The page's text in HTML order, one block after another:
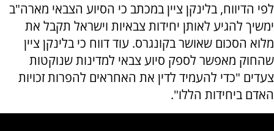
לפי הדיווח, בלינקן ציין במכתב כי הסיוע הצבאי מארה"ב
ימשיך להגיע לאותן יחידות צבאיות וישראל תקבל את
מלוא הסכום שאושר בקונגרס. עוד דווח כי בלינקן ציין
שהחוק מאפשר לספק סיוע צבאי למדינות שנוקטות
צעדים "כדי להעמיד לדין את האחראים להפרות זכויות
האדם ביחידות הללו".